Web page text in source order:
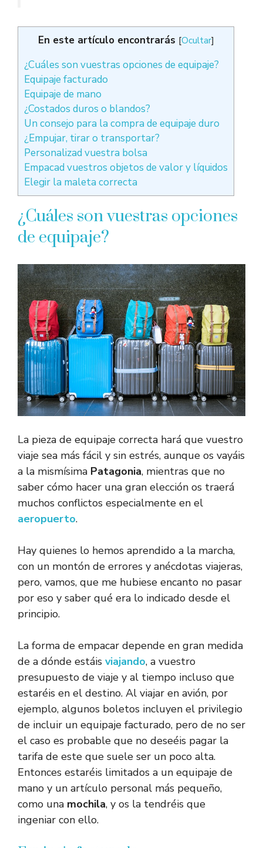
En este artículo encontrarás [Ocultar]
¿Cuáles son vuestras opciones de equipaje?
Equipaje facturado
Equipaje de mano
¿Costados duros o blandos?
Un consejo para la compra de equipaje duro
¿Empujar, tirar o transportar?
Personalizad vuestra bolsa
Empacad vuestros objetos de valor y líquidos
Elegir la maleta correcta
¿Cuáles son vuestras opciones
de equipaje?
La pieza de equipaje correcta hará que vuestro
viaje sea más fácil y sin estrés, aunque os vayáis
a la mismísima Patagonia, mientras que no
saber cómo hacer una gran elección os traerá
muchos conflictos especialmente en el
aeropuerto.
Hay quienes lo hemos aprendido a la marcha,
con un montón de errores y anécdotas viajeras,
pero, vamos, que me hubiese encanto no pasar
por eso y saber qué era lo indicado desde el
principio.
La forma de empacar depende en gran medida
de a dónde estáis viajando, a vuestro
presupuesto de viaje y al tiempo incluso que
estaréis en el destino. Al viajar en avión, por
ejemplo, algunos boletos incluyen el privilegio
de incluir un equipaje facturado, pero de no ser
el caso es probable que no deseéis pagar la
tarifa de este que suele ser un poco alta.
Entonces estaréis limitados a un equipaje de
mano y un artículo personal más pequeño,
como una mochila, y os la tendréis que
ingeniar con ello.